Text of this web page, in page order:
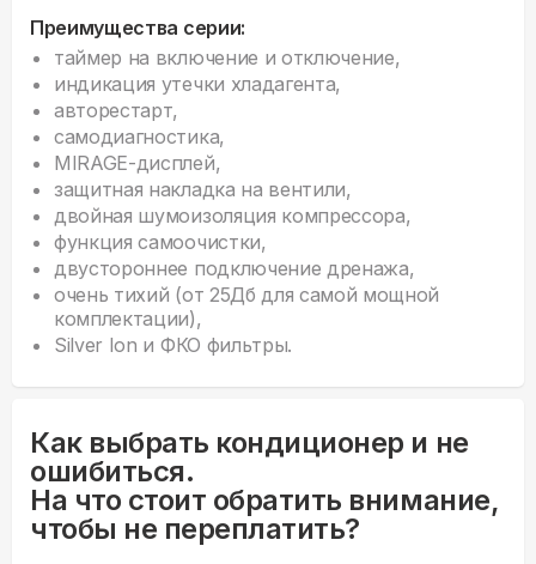
Преимущества серии:
таймер на включение и отключение,
индикация утечки хладагента,
авторестарт,
самодиагностика,
MIRAGE-дисплей,
защитная накладка на вентили,
двойная шумоизоляция компрессора,
функция самоочистки,
двустороннее подключение дренажа,
очень тихий (от 25Дб для самой мощной
комплектации),
Silver Ion и ФКО фильтры.
Как выбрать кондиционер и не
ошибиться.
На что стоит обратить внимание,
чтобы не переплатить?